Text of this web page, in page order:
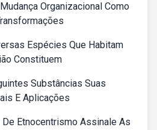
Organizacional Como
Espécies Que Habitam
Constituem
Substâncias Suas
E Aplicações
Etnocentrismo Assinale As